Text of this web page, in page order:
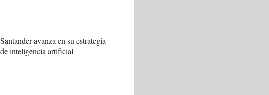
Santander avanza en su estrategia
de inteligencia artificial